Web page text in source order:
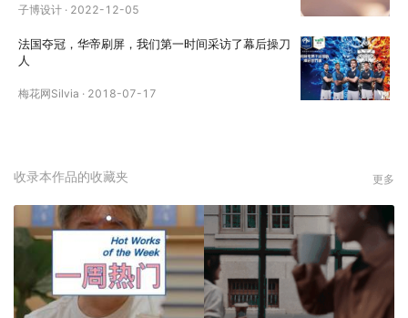
子博设计 · 2022-12-05
法国夺冠，华帝刷屏，我们第一时间采访了幕后操刀
人
梅花网Silvia · 2018-07-17
收录本作品的收藏夹 更多